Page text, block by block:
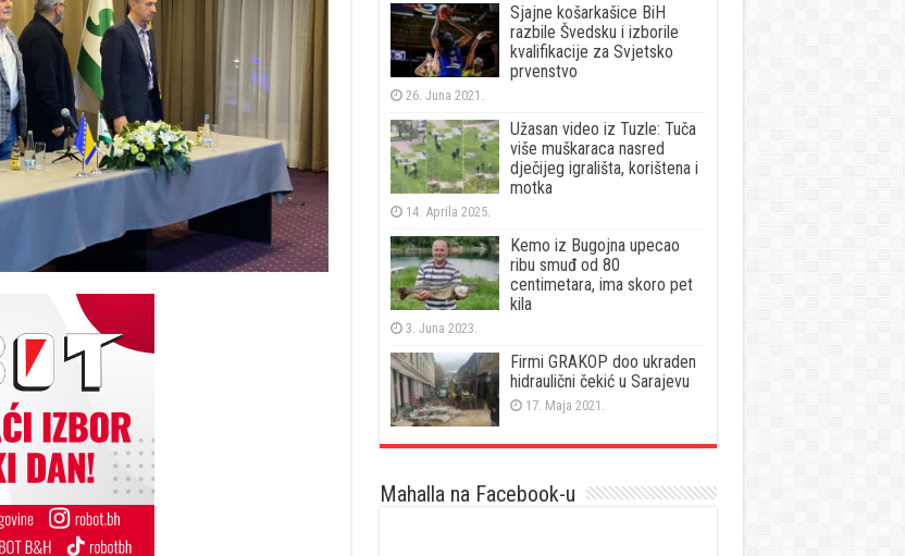
Sjajne košarkašice BiH
razbile Švedsku i izborile
kvalifikacije za Svjetsko
prvenstvo
26. Juna 2021.
Užasan video iz Tuzle: Tuča
više muškaraca nasred
dječijeg igrališta, korištena i
motka
14. Aprila 2025.
Kemo iz Bugojna upecao
ribu smuđ od 80
centimetara, ima skoro pet
kila
3. Juna 2023.
Firmi GRAKOP doo ukraden
hidraulični čekić u Sarajevu
17. Maja 2021.
Mahalla na Facebook-u